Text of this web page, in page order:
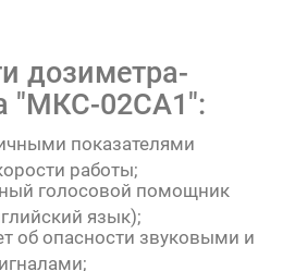
дозиметра-
"МКС-02СА1":
показателями
работы;
голосовой помощник
язык);
об опасности звуковыми и